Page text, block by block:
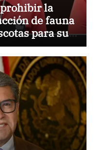
la
de fauna
para su